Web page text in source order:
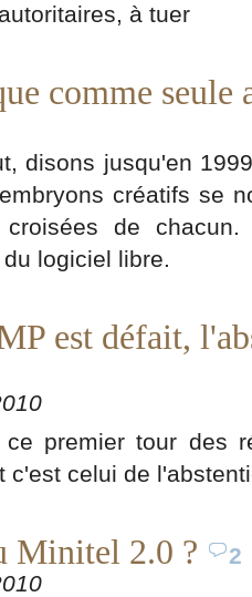
à tuer
comme seule
disons jusqu'en
créatifs se
croisées de
logiciel libre.
est défait,
premier tour des
c'est celui de
Minitel 2.0 ?
2